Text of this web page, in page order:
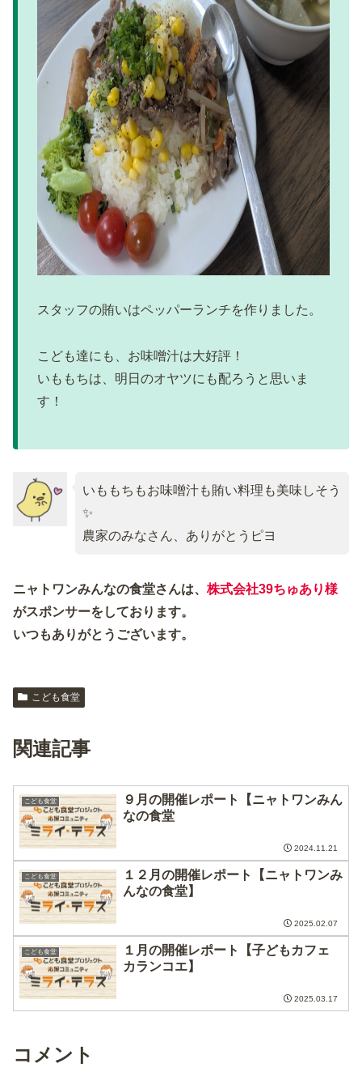
スタッフの賄いはペッパーランチを作りました。
こども達にも、お味噌汁は大好評！
いももちは、明日のオヤツにも配ろうと思いま
す！
いももちもお味噌汁も賄い料理も美味しそう
✨
農家のみなさん、ありがとうピヨ
ニャトワンみんなの食堂さんは、 株式会社39ちゅあり様
がスポンサーをしております。
いつもありがとうございます。
こども食堂
関連記事
こども食堂
９月の開催レポート【ニャトワンみん
なの食堂
2024.11.21
こども食堂
１２月の開催レポート【ニャトワンみ
んなの食堂】
2025.02.07
こども食堂
１月の開催レポート【子どもカフェ
カランコエ】
2025.03.17
コメント